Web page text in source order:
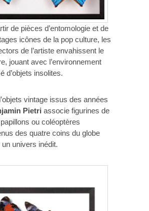
de pièces d’entomologie et de
icônes de la pop culture, les
de l’artiste envahissent le
jouant avec l’environnement
d’objets insolites.
vintage issus des années
Pietri associe figurines de
ou coléoptères
des quatre coins du globe
univers inédit.